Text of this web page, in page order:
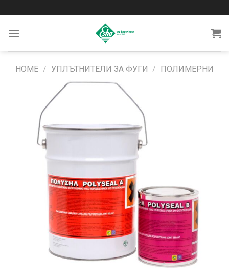
to
content
HOME / УПЛЪТНИТЕЛИ ЗА ФУГИ / ПОЛИМЕРНИ